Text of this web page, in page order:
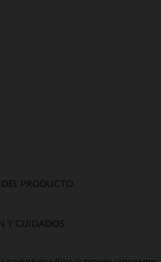
PRODUCTO
Y CUIDADOS